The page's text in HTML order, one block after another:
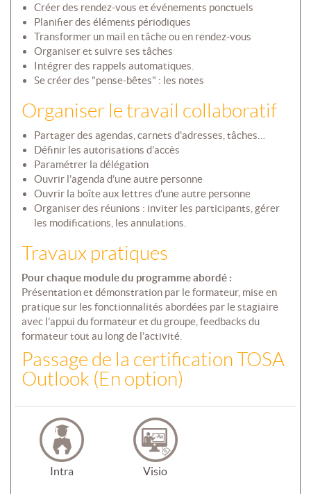
Créer des rendez-vous et événements ponctuels
Planifier des éléments périodiques
Transformer un mail en tâche ou en rendez-vous
Organiser et suivre ses tâches
Intégrer des rappels automatiques.
Se créer des "pense-bêtes" : les notes
Organiser le travail collaboratif
Partager des agendas, carnets d'adresses, tâches…
Définir les autorisations d’accès
Paramétrer la délégation
Ouvrir l’agenda d’une autre personne
Ouvrir la boîte aux lettres d'une autre personne
Organiser des réunions : inviter les participants, gérer
les modifications, les annulations.
Travaux pratiques
Pour chaque module du programme abordé :
Présentation et démonstration par le formateur, mise en
pratique sur les fonctionnalités abordées par le stagiaire
avec l’appui du formateur et du groupe, feedbacks du
formateur tout au long de l’activité.
Passage de la certification TOSA
Outlook (En option)
Intra Visio